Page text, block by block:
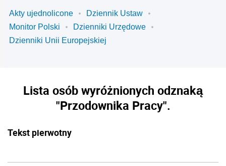
Akty ujednolicone
Dziennik Ustaw
Monitor Polski
Dzienniki Urzędowe
Dzienniki Unii Europejskiej
Lista osób wyróżnionych odznaką
"Przodownika Pracy".
Tekst pierwotny